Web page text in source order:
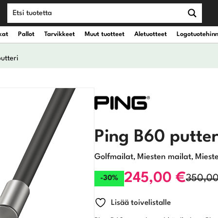
Draiverit
Väyläpuut
Hybridit
Pallot Tarvikkeet Muut tuotteet Aletuotteet
Ping B60
Golfmailat, Miesten mailat,
-30%
Alkuperäinen
hinta
245,00 €
Nykyinen
hinta
Lisää toivelistalle